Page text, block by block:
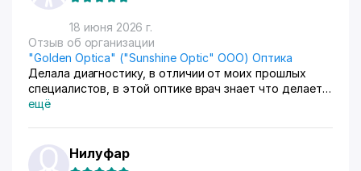
18 июня 2026 г.
Отзыв об организации
"Golden Optica" ("Sunshine Optic" ООО) Оптика
Делала диагностику, в отличии от моих прошлых
специалистов, в этой оптике врач знает что делает и
мне понравился подход к работе, также приобрела у
ещё
Нилуфар